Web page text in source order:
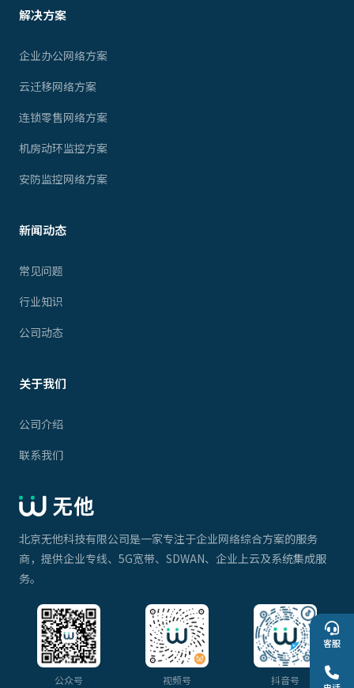
解决方案
企业办公网络方案
云迁移网络方案
连锁零售网络方案
机房动环监控方案
安防监控网络方案
新闻动态
常见问题
行业知识
公司动态
关于我们
公司介绍
联系我们
北京无他科技有限公司是一家专注于企业网络综合方案的服务
商，提供企业专线、5G宽带、SDWAN、企业上云及系统集成服
务。
公众号 视频号 抖音号
客服